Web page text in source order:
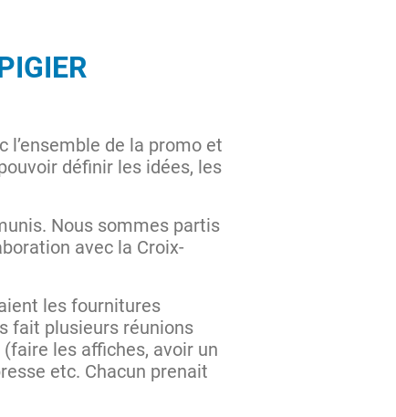
l’ensemble de la promo et
définir les idées, les
Nous sommes partis
avec la Croix-
les fournitures
fait plusieurs réunions
les affiches, avoir un
etc. Chacun prenait